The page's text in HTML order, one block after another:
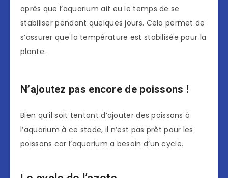
après que l’aquarium ait eu le temps de se
stabiliser pendant quelques jours. Cela permet de
s’assurer que la température est stabilisée pour la
plante.
N’ajoutez pas encore de poissons !
Bien qu’il soit tentant d’ajouter des poissons à
l’aquarium à ce stade, il n’est pas prêt pour les
poissons car l’aquarium a besoin d’un cycle.